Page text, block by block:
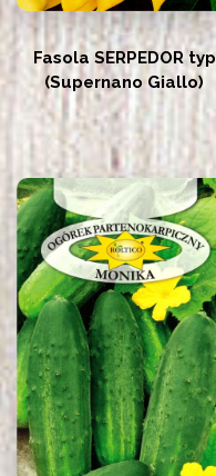
Fasola SERPEDOR typ
(Supernano Giallo)